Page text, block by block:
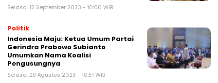
Selasa, 12 September 2023 - 10:00 WIB
Politik
Indonesia Maju: Ketua Umum Partai
Gerindra Prabowo Subianto
Umumkan Nama Koalisi
Pengusungnya
Selasa, 29 Agustus 2023 - 10:51 WIB